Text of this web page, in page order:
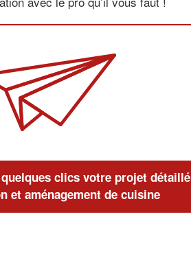
clics votre projet détaillé
et aménagement de cuisine